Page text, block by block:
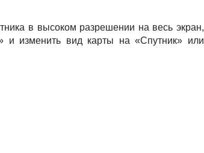
в высоком разрешении на весь экран,
и изменить вид карты на «Спутник» или